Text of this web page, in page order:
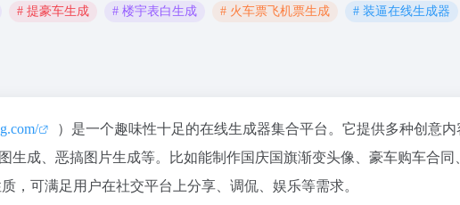
# 提豪车生成 # 楼宇表白生成 # 火车票飞机票生成 # 装逼在线生成器
）是一个趣味性十足的在线生成器集合平台。它提供多种创意内
生成、恶搞图片生成等。比如能制作国庆国旗渐变头像、豪车购车合同
，可满足用户在社交平台上分享、调侃、娱乐等需求。